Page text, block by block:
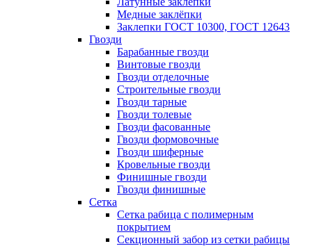
Медные заклёпки
Заклепки ГОСТ 10300, ГОСТ 12643
Гвозди
Барабанные гвозди
Винтовые гвозди
Гвозди отделочные
Строительные гвозди
Гвозди тарные
Гвозди толевые
Гвозди фасованные
Гвозди формовочные
Гвозди шиферные
Кровельные гвозди
Финишные гвозди
Гвозди финишные
Сетка
Сетка рабица с полимерным
покрытием
Секционный забор из сетки рабицы